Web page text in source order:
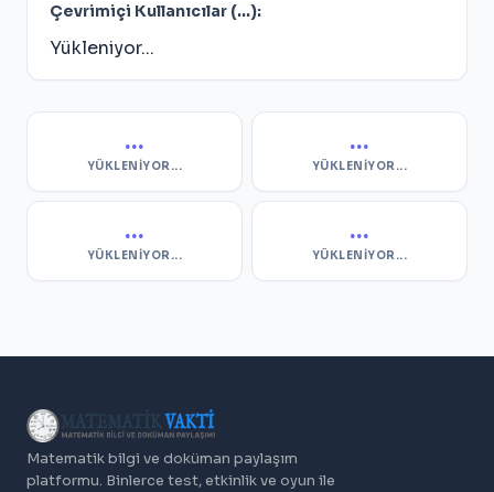
Çevrimiçi Kullanıcılar (...):
Yükleniyor...
...
YÜKLENIYOR...
...
YÜKLENIYOR...
...
YÜKLENIYOR...
...
YÜKLENIYOR...
Matematik bilgi ve doküman paylaşım
platformu. Binlerce test, etkinlik ve oyun ile